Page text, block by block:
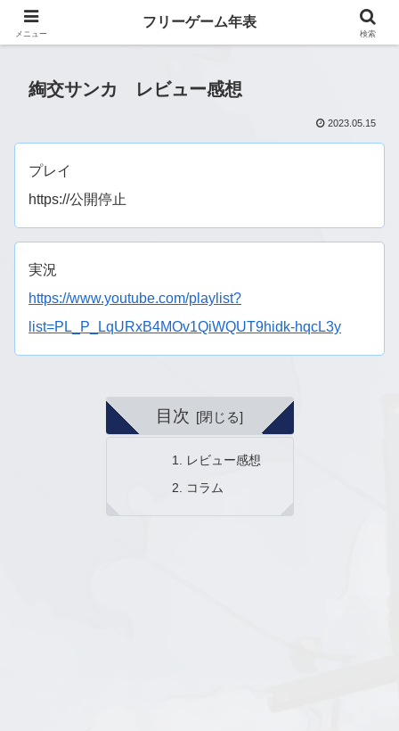
フリーゲーム年表
綯交サンカ レビュー感想
2023.05.15
プレイ
https://公開停止
実況
https://www.youtube.com/playlist?
list=PL_P_LqURxB4MOv1QiWQUT9hidk-hqcL3y
目次
レビュー感想
コラム
メニュー
フリーゲーム年表
検索